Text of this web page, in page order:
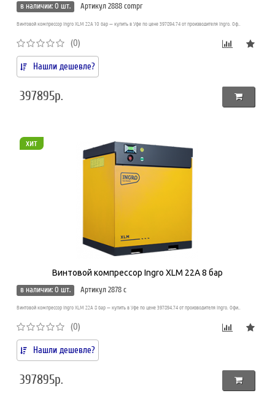
в наличии: 0 шт.
Артикул 2888 compr
Винтовой компрессор Ingro XLM 22A 10 бар — купить в Уфе по цене 397894.74 от производителя Ingro. Оф..
(0)
Нашли дешевле?
397895р.
хит
Винтовой компрессор Ingro XLM 22A 8 бар
в наличии: 0 шт.
Артикул 2878 c
Винтовой компрессор Ingro XLM 22A 8 бар — купить в Уфе по цене 397894.74 от производителя Ingro. Офи..
(0)
Нашли дешевле?
397895р.